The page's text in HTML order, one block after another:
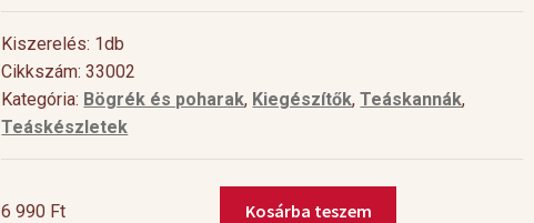
Kiszerelés: 1db
Cikkszám: 33002
Kategória: Bögrék és poharak, Kiegészítők,Teáskannák,
Teáskészletek
6 990 Ft Kosárba teszem
Nagy örömünkre a tea egyre nagyobb
teret kap a gasztronómiában és a koktél
készítő mesterek is egyre több
Levendulavirág 125 ml víz Prosecco